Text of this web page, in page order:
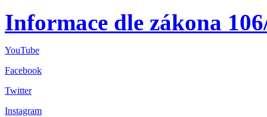
Informace dle zákona
YouTube
Facebook
Twitter
Instagram